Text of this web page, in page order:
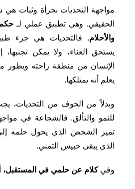
مواجهة التحديات بجرأة وثبات
الحقيقي. وهي تطبيق عملي لـ
والأحلام. فالتحديات هي جزء
يستحق العناء، ولا يمكن
الإنسان من منطقة راحته ويطور
يعلم أنه يمتلكها.
وبدلاً من الخوف من التحديات،
للنمو والتألق. فالشجاعة في
تميز الشخص الذي يحول حلمه
الذي يبقى حبيس التمني.
وفي كلام عن حلمي في المستقبل،